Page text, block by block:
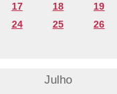
17 18 19
24 25 26
Julho